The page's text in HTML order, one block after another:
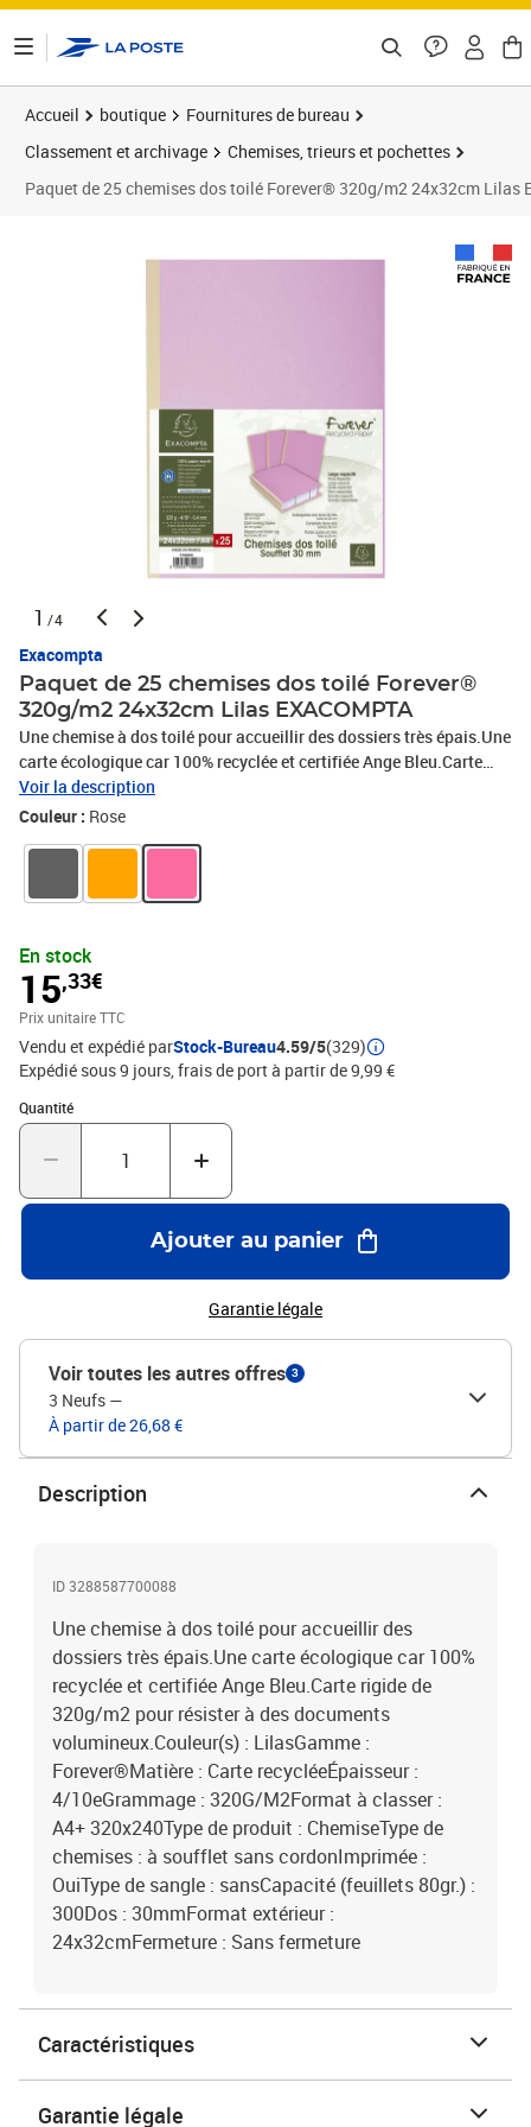
Accueil boutique
Fournitures de bureau
Classement et archivage
Chemises, trieurs et pochettes
Paquet de 25 chemises dos toilé Forever® 320g/m2 24x32cm Lilas
1 /4
Exacompta
Paquet de 25 chemises dos toilé Forever®
320g/m2 24x32cm Lilas EXACOMPTA
Une chemise à dos toilé pour accueillir des dossiers très épais.Une
carte écologique car 100% recyclée et certifiée Ange Bleu.Carte
rigide de 320g/m2 pour résister à des documents
volumineux.Couleur(s) : LilasGamme : Forever®Matière : Carte
(feuillets 80gr.) : 300Dos : 30mmFormat extérieur :
Voir la description
Couleur : Rose
En stock
15,33€
Prix unitaire TTC
Vendu et expédié parStock-Bureau4.59/5(329)
Expédié sous 9 jours, frais de port à partir de 9,99 €
Quantité
Quantité : 1
Ajouter au panier
Garantie légale
Voir toutes les autres offres 3
3 Neufs —
À partir de 26,68 €
Description
ID 3288587700088
Une chemise à dos toilé pour accueillir des
dossiers très épais.Une carte écologique car 100%
recyclée et certifiée Ange Bleu.Carte rigide de
320g/m2 pour résister à des documents
volumineux.Couleur(s) : LilasGamme :
Forever®Matière : Carte recycléeÉpaisseur :
4/10eGrammage : 320G/M2Format à classer :
A4+ 320x240Type de produit : ChemiseType de
chemises : à soufflet sans cordonImprimée :
OuiType de sangle : sansCapacité (feuillets 80gr.) :
300Dos : 30mmFormat extérieur :
24x32cmFermeture : Sans fermeture
Caractéristiques
Garantie légale